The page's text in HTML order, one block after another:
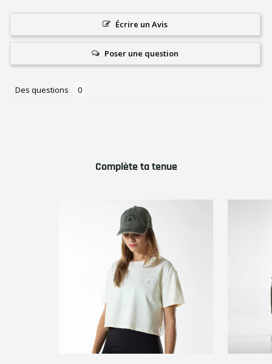
Écrire un Avis
Poser une question
Des questions
Complète ta tenue